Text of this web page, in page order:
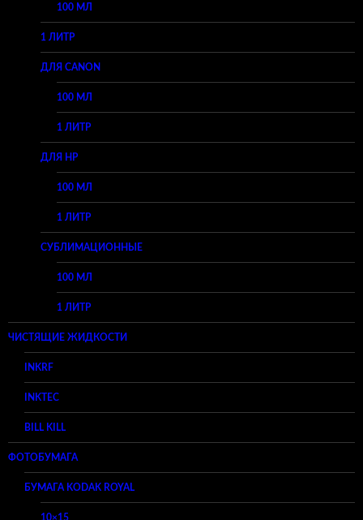
100 МЛ
1 ЛИТР
ДЛЯ CANON
100 МЛ
1 ЛИТР
ДЛЯ HP
100 МЛ
1 ЛИТР
СУБЛИМАЦИОННЫЕ
100 МЛ
1 ЛИТР
ЧИСТЯЩИЕ ЖИДКОСТИ
INKRF
INKTEC
BILL KILL
ФОТОБУМАГА
БУМАГА KODAK ROYAL
10×15